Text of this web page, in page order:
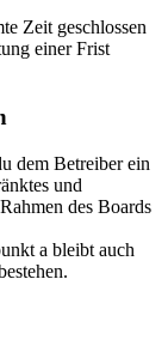
Zeit geschlossen
einer Frist
dem Betreiber ein
und
des Boards
a bleibt auch